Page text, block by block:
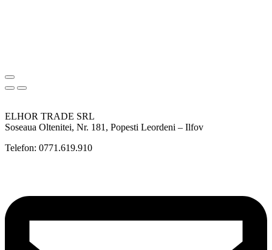
ELHOR TRADE SRL
Soseaua Oltenitei, Nr. 181, Popesti Leordeni – Ilfov
Telefon: 0771.619.910